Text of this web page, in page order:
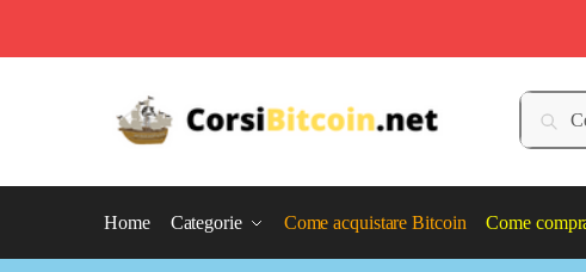
Cerca:
Home Categorie Come acquistare Bitcoin Come